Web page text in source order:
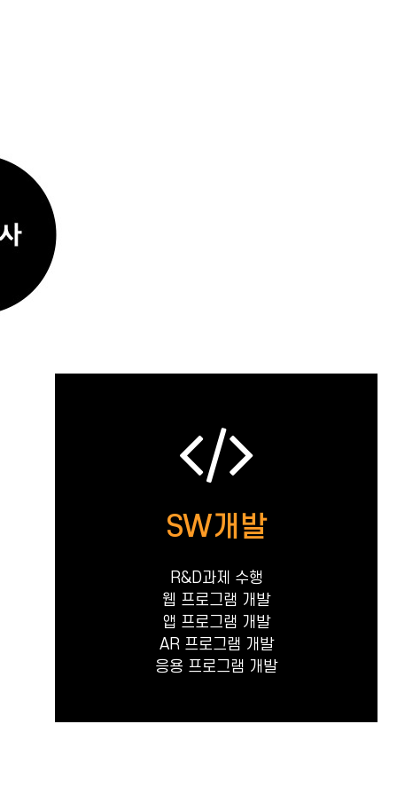
SW개발
R&D과제 수행
웹 프로그램 개발
앱 프로그램 개발
AR 프로그램 개발
응용 프로그램 개발